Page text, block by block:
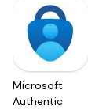
Microsoft
Authenticator